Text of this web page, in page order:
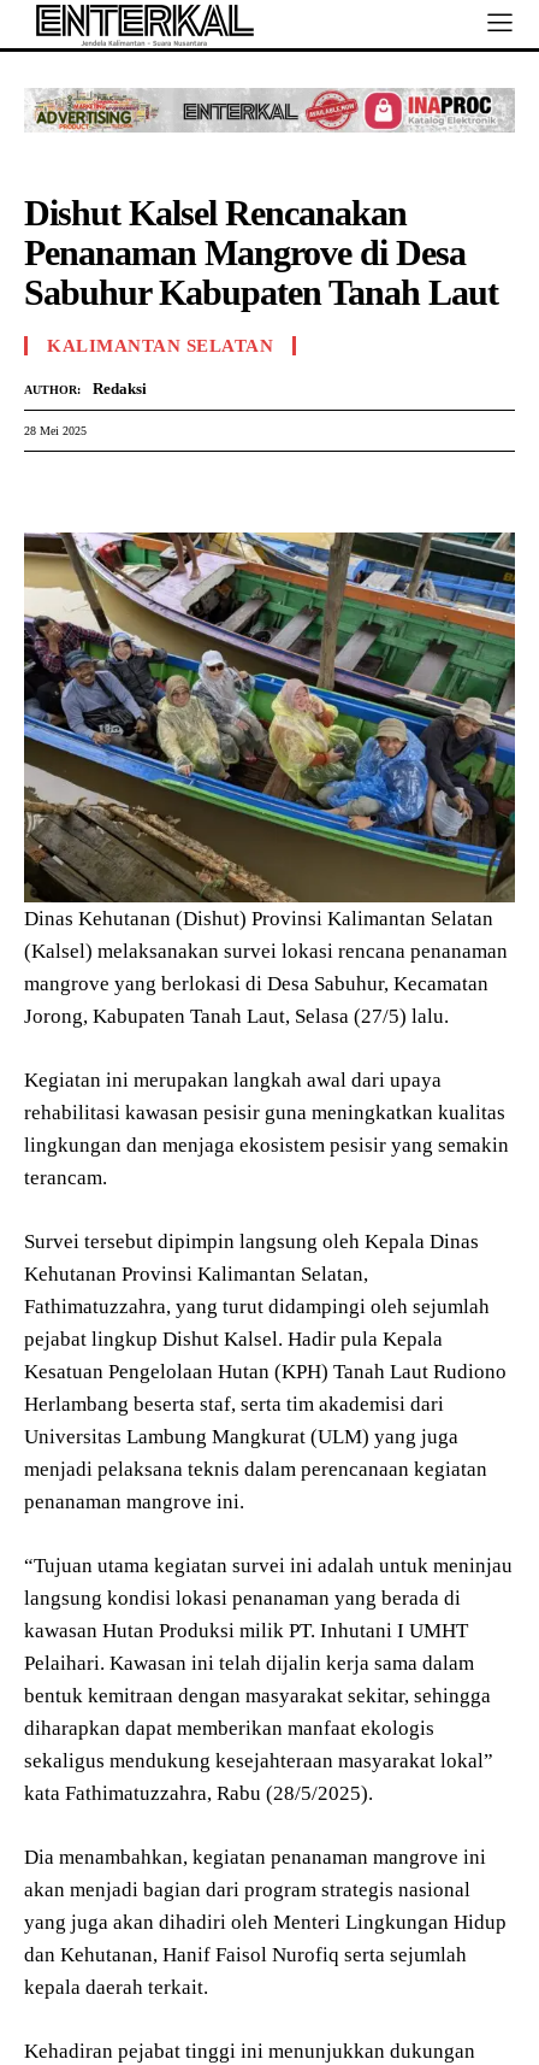
Dishut Kalsel Rencanakan
Penanaman Mangrove di Desa
Sabuhur Kabupaten Tanah Laut
KALIMANTAN SELATAN
AUTHOR: Redaksi
28 Mei 2025
Dinas Kehutanan (Dishut) Provinsi Kalimantan Selatan
(Kalsel) melaksanakan survei lokasi rencana penanaman
mangrove yang berlokasi di Desa Sabuhur, Kecamatan
Jorong, Kabupaten Tanah Laut, Selasa (27/5) lalu.
Kegiatan ini merupakan langkah awal dari upaya
rehabilitasi kawasan pesisir guna meningkatkan kualitas
lingkungan dan menjaga ekosistem pesisir yang semakin
terancam.
Survei tersebut dipimpin langsung oleh Kepala Dinas
Kehutanan Provinsi Kalimantan Selatan,
Fathimatuzzahra, yang turut didampingi oleh sejumlah
pejabat lingkup Dishut Kalsel. Hadir pula Kepala
Kesatuan Pengelolaan Hutan (KPH) Tanah Laut Rudiono
Herlambang beserta staf, serta tim akademisi dari
Universitas Lambung Mangkurat (ULM) yang juga
menjadi pelaksana teknis dalam perencanaan kegiatan
penanaman mangrove ini.
“Tujuan utama kegiatan survei ini adalah untuk meninjau
langsung kondisi lokasi penanaman yang berada di
kawasan Hutan Produksi milik PT. Inhutani I UMHT
Pelaihari. Kawasan ini telah dijalin kerja sama dalam
bentuk kemitraan dengan masyarakat sekitar, sehingga
diharapkan dapat memberikan manfaat ekologis
sekaligus mendukung kesejahteraan masyarakat lokal”
kata Fathimatuzzahra, Rabu (28/5/2025).
Dia menambahkan, kegiatan penanaman mangrove ini
akan menjadi bagian dari program strategis nasional
yang juga akan dihadiri oleh Menteri Lingkungan Hidup
dan Kehutanan, Hanif Faisol Nurofiq serta sejumlah
kepala daerah terkait.
Kehadiran pejabat tinggi ini menunjukkan dukungan